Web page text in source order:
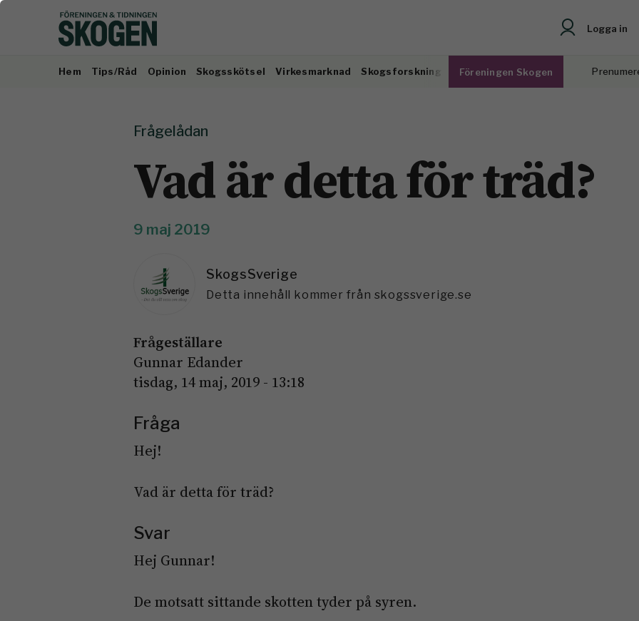
Logga in
Hem Tips/Råd Opinion Skogsskötsel Virkesmarknad Skogsforskning Föreningen Skogen
Frågelådan
Vad är detta för träd?
9 maj 2019
SkogsSverige
Detta innehåll kommer från skogssverige.se
Frågeställare
Gunnar Edander
tisdag, 14 maj, 2019 - 13:18
Fråga
Hej!
Vad är detta för träd?
Svar
Hej Gunnar!
De motsatt sittande skotten tyder på syren.